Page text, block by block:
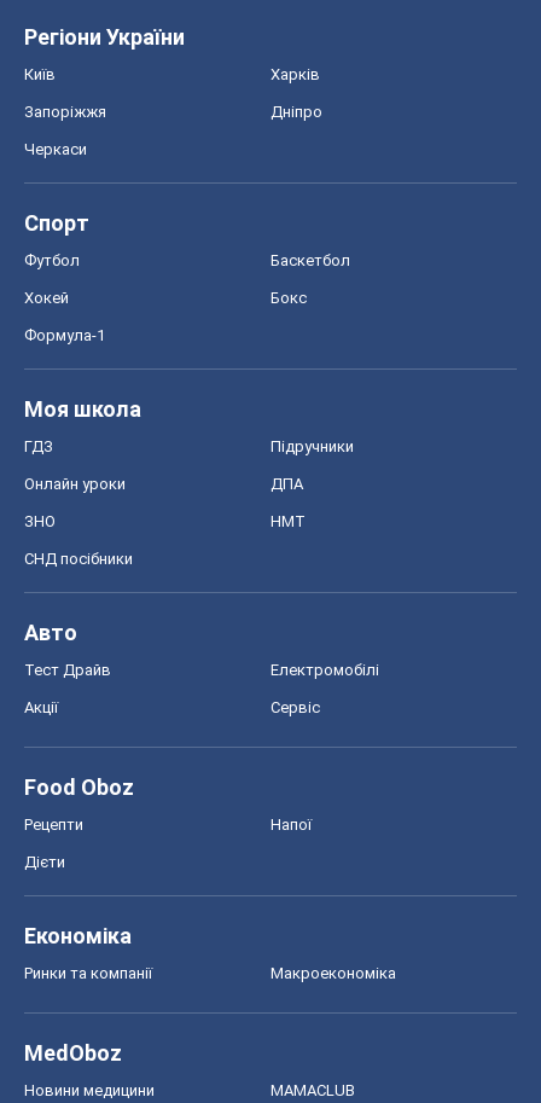
Регіони України
Київ Харків
Запоріжжя Дніпро
Черкаси
Спорт
Футбол Баскетбол
Хокей Бокс
Формула-1
Моя школа
ГДЗ Підручники
Онлайн уроки ДПА
ЗНО НМТ
СНД посібники
Авто
Тест Драйв Електромобілі
Акції Сервіс
Food Oboz
Рецепти Напої
Дієти
Економіка
Ринки та компанії Макроекономіка
MedOboz
Новини медицини MAMACLUB